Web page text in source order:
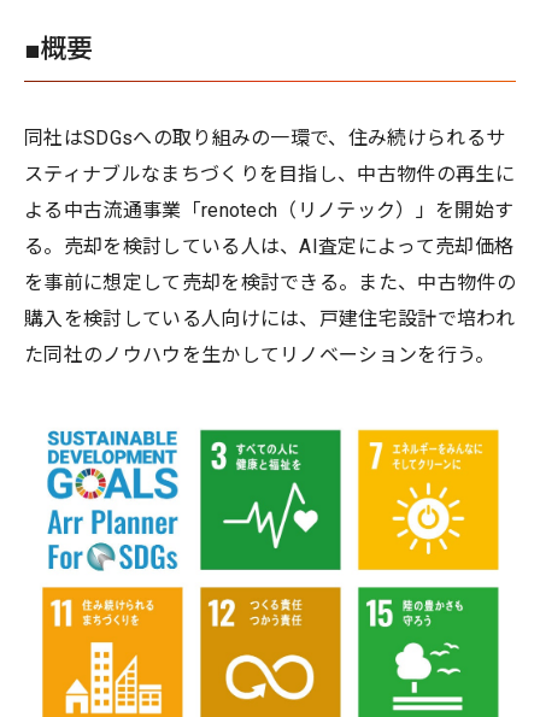
■概要
同社はSDGsへの取り組みの一環で、住み続けられるサ
スティナブルなまちづくりを目指し、中古物件の再生に
よる中古流通事業「renotech（リノテック）」を開始す
る。売却を検討している人は、AI査定によって売却価格
を事前に想定して売却を検討できる。また、中古物件の
購入を検討している人向けには、戸建住宅設計で培われ
た同社のノウハウを生かしてリノベーションを行う。